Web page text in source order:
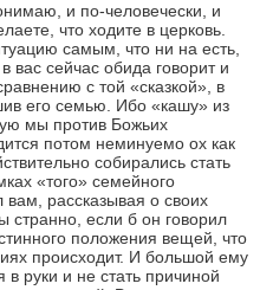
и по-человечески, и
что ходите в церковь.
самым, что ни на есть,
вас сейчас обида говорит и
с той «сказкой», в
его семью. Ибо «кашу» из
мы против Божьих
потом неминуемо ох как
собирались стать
«того» семейного
рассказывая о своих
странно, если б он говорил
положения вещей, что
происходит. И большой ему
в руки и не стать причиной